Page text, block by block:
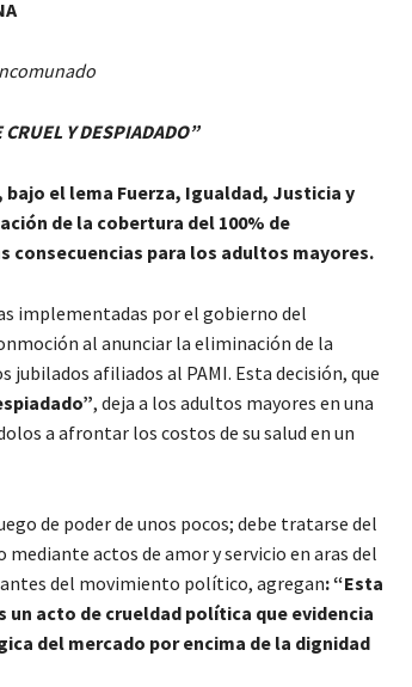
Y DESPIADADO”
el lema Fuerza, Igualdad, Justicia y
de la cobertura del 100% de
consecuencias para los adultos mayores.
implementadas por el gobierno del
al anunciar la eliminación de la
afiliados al PAMI. Esta decisión, que
, deja a los adultos mayores en una
a afrontar los costos de su salud en un
de poder de unos pocos; debe tratarse del
actos de amor y servicio en aras del
del movimiento político, agregan: “Esta
acto de crueldad política que evidencia
del mercado por encima de la dignidad